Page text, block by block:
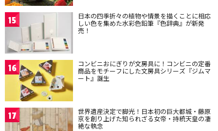
15 日本の四季折々の植物や情景を描くことに相応
しい色を集めた水彩色鉛筆『色辞典』が新発
売！
16 コンビニおにぎりが文房具に！コンビニの定番
商品をモチーフにした文房具シリーズ『ジムマ
ート』誕生
17 世界遺産決定で脚光！日本初の巨大都城・藤原
京を創り上げた知られざる女帝・持統天皇の凄
絶な執念